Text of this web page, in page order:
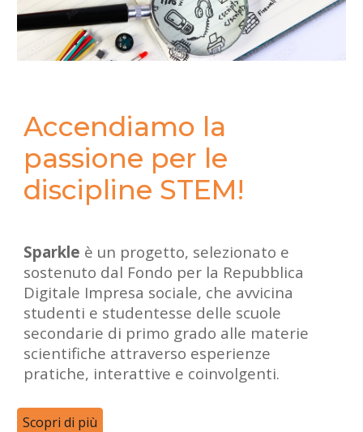
Accendiamo la
passione per le
discipline STEM!
Sparkle è un progetto, selezionato e
sostenuto dal Fondo per la Repubblica
Digitale Impresa sociale, che avvicina
studenti e studentesse delle scuole
secondarie di primo grado alle materie
scientifiche attraverso esperienze
pratiche, interattive e coinvolgenti.
Scopri di più